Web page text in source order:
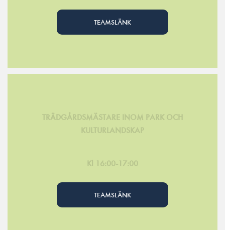
TEAMSLÄNK
TRÄDGÅRDSMÄSTARE INOM PARK OCH
KULTURLANDSKAP
Kl 16:00-17:00
TEAMSLÄNK